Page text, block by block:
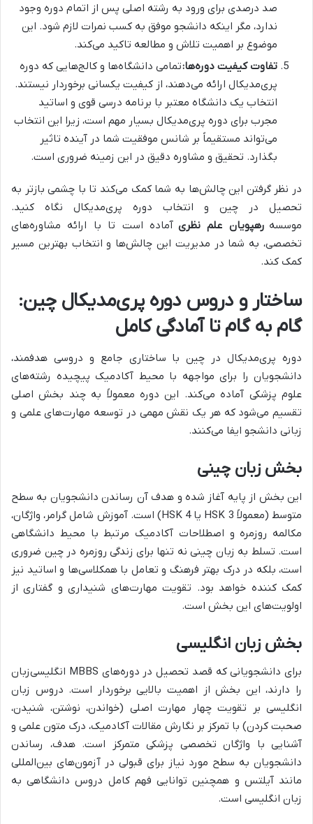
صد درصدی برای ورود به رشته اصلی پس از اتمام دوره وجود
ندارد، مگر اینکه دانشجو موفق به کسب نمرات لازم شود. این
موضوع بر اهمیت تلاش و مطالعه تاکید می‌کند.
تفاوت کیفیت دوره‌ها:تمامی دانشگاه‌ها و کالج‌هایی که دوره
پری‌مدیکال ارائه می‌دهند، از کیفیت یکسانی برخوردار نیستند.
انتخاب یک دانشگاه معتبر با برنامه درسی قوی و اساتید
مجرب برای دوره پری‌مدیکال بسیار مهم است، زیرا این انتخاب
می‌تواند مستقیماً بر شانس موفقیت شما در آینده تاثیر
بگذارد. تحقیق و مشاوره دقیق در این زمینه ضروری است.
در نظر گرفتن این چالش‌ها به شما کمک می‌کند تا با چشمی بازتر به
تحصیل در چین و انتخاب دوره پری‌مدیکال نگاه کنید.
موسسه رهپویان علم نظری آماده است تا با ارائه مشاوره‌های
تخصصی، به شما در مدیریت این چالش‌ها و انتخاب بهترین مسیر
کمک کند.
ساختار و دروس دوره پری‌مدیکال چین:
گام به گام تا آمادگی کامل
دوره پری‌مدیکال در چین با ساختاری جامع و دروسی هدفمند،
دانشجویان را برای مواجهه با محیط آکادمیک پیچیده رشته‌های
علوم پزشکی آماده می‌کند. این دوره معمولاً به چند بخش اصلی
تقسیم می‌شود که هر یک نقش مهمی در توسعه مهارت‌های علمی و
زبانی دانشجو ایفا می‌کنند.
بخش زبان چینی
این بخش از پایه آغاز شده و هدف آن رساندن دانشجویان به سطح
متوسط (معمولاً HSK 3 یا HSK 4) است. آموزش شامل گرامر، واژگان،
مکالمه روزمره و اصطلاحات آکادمیک مرتبط با محیط دانشگاهی
است. تسلط به زبان چینی نه تنها برای زندگی روزمره در چین ضروری
است، بلکه در درک بهتر فرهنگ و تعامل با همکلاسی‌ها و اساتید نیز
کمک کننده خواهد بود. تقویت مهارت‌های شنیداری و گفتاری از
اولویت‌های این بخش است.
بخش زبان انگلیسی
برای دانشجویانی که قصد تحصیل در دوره‌های MBBS انگلیسی‌زبان
را دارند، این بخش از اهمیت بالایی برخوردار است. دروس زبان
انگلیسی بر تقویت چهار مهارت اصلی (خواندن، نوشتن، شنیدن،
صحبت کردن) با تمرکز بر نگارش مقالات آکادمیک، درک متون علمی و
آشنایی با واژگان تخصصی پزشکی متمرکز است. هدف، رساندن
دانشجویان به سطح مورد نیاز برای قبولی در آزمون‌های بین‌المللی
مانند آیلتس و همچنین توانایی فهم کامل دروس دانشگاهی به
زبان انگلیسی است.